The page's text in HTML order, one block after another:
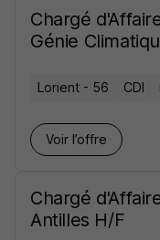
Chargé
Génie
Lorient - 56 CDI
Voir l’offre
Chargé
Antilles H/F